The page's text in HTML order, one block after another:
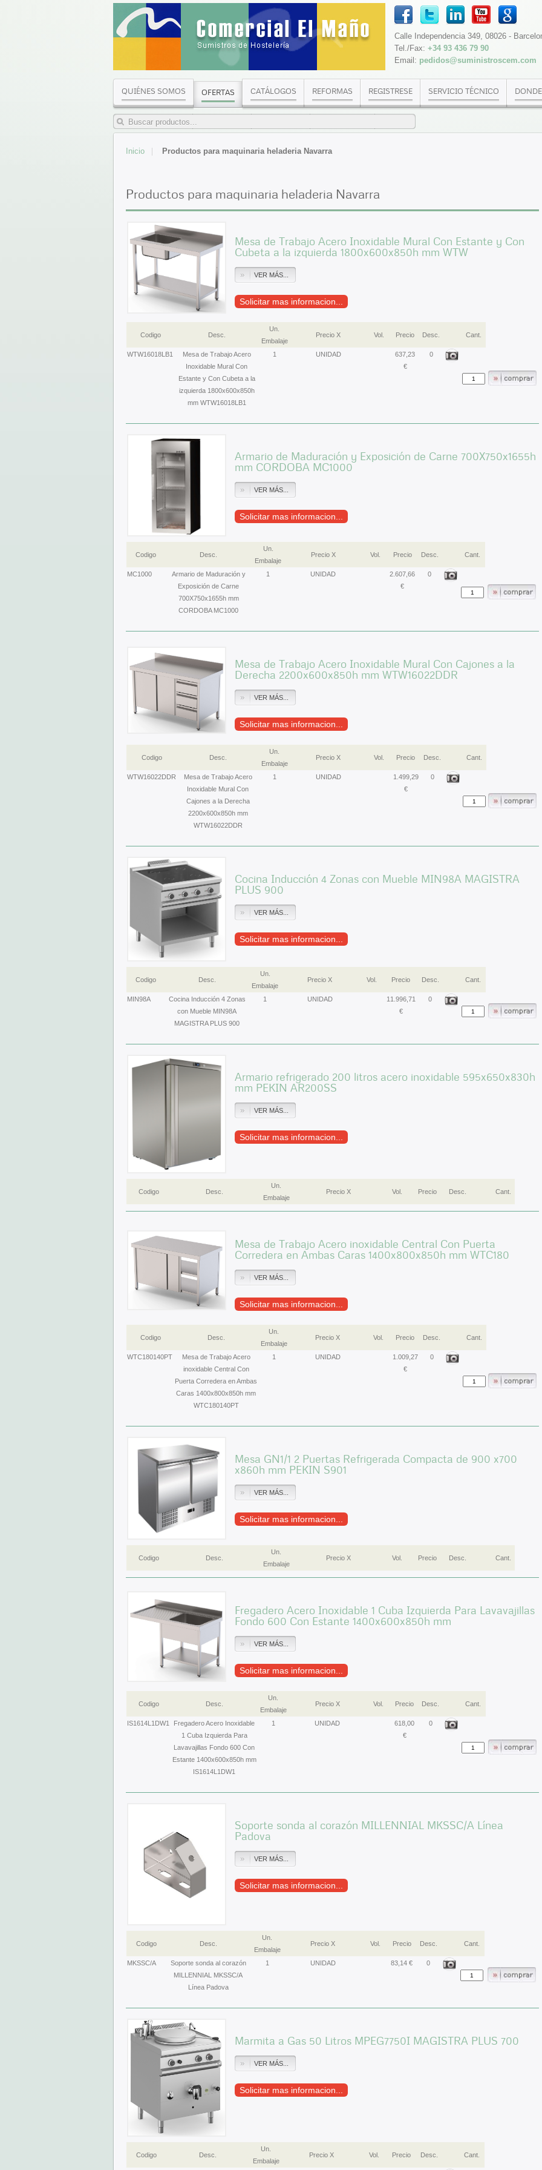
Calle Independencia 349, 08026 -
Tel./Fax: +34 93 436 79 90
Email: pedidos@suministroscem.com
QUIÉNES SOMOS OFERTAS CATÁLOGOS REFORMAS REGISTRESE SERVICIO TÉCNICO
Inicio Productos para maquinaria heladeria Navarra
Productos para maquinaria heladeria Navarra
Mesa de Trabajo Acero Inoxidable Mural Con Estante y Con
Cubeta a la izquierda 1800x600x850h mm WTW
VER MÁS...
Solicitar mas informacion...
Codigo Desc.
Un.
Embalaje
Precio X Vol. Precio Desc. Cant.
WTW16018LB1
Mesa de Trabajo Acero
Inoxidable Mural Con
Estante y Con Cubeta a la
izquierda 1800x600x850h
mm WTW16018LB1
1 UNIDAD
637,23
€
0
Armario de Maduración y Exposición de Carne 700X750x1655h
mm CORDOBA MC1000
VER MÁS...
Solicitar mas informacion...
Codigo Desc.
Un.
Embalaje
Precio X Vol. Precio Desc. Cant.
MC1000
Armario de Maduración y
Exposición de Carne
700X750x1655h mm
CORDOBA MC1000
1 UNIDAD
2.607,66
€
0
Mesa de Trabajo Acero Inoxidable Mural Con Cajones a la
Derecha 2200x600x850h mm WTW16022DDR
VER MÁS...
Solicitar mas informacion...
Codigo Desc.
Un.
Embalaje
Precio X Vol. Precio Desc. Cant.
WTW16022DDR
Mesa de Trabajo Acero
Inoxidable Mural Con
Cajones a la Derecha
2200x600x850h mm
WTW16022DDR
1 UNIDAD
1.499,29
€
0
Cocina Inducción 4 Zonas con Mueble MIN98A MAGISTRA
PLUS 900
VER MÁS...
Solicitar mas informacion...
Codigo Desc.
Un.
Embalaje
Precio X Vol. Precio Desc. Cant.
MIN98A
Cocina Inducción 4 Zonas
con Mueble MIN98A
MAGISTRA PLUS 900
1 UNIDAD
11.996,71
€
0
Armario refrigerado 200 litros acero inoxidable 595x650x830h
mm PEKIN AR200SS
VER MÁS...
Solicitar mas informacion...
Codigo Desc.
Un.
Embalaje
Precio X Vol. Precio Desc. Cant.
Mesa de Trabajo Acero inoxidable Central Con Puerta
Corredera en Ambas Caras 1400x800x850h mm WTC180
VER MÁS...
Solicitar mas informacion...
Codigo Desc.
Un.
Embalaje
Precio X Vol. Precio Desc. Cant.
WTC180140PT
Mesa de Trabajo Acero
inoxidable Central Con
Puerta Corredera en Ambas
Caras 1400x800x850h mm
WTC180140PT
1 UNIDAD
1.009,27
€
0
Mesa GN1/1 2 Puertas Refrigerada Compacta de 900 x700
x860h mm PEKIN S901
VER MÁS...
Solicitar mas informacion...
Codigo Desc.
Un.
Embalaje
Precio X Vol. Precio Desc. Cant.
Fregadero Acero Inoxidable 1 Cuba Izquierda Para Lavavajillas
Fondo 600 Con Estante 1400x600x850h mm
VER MÁS...
Solicitar mas informacion...
Codigo Desc.
Un.
Embalaje
Precio X Vol. Precio Desc. Cant.
IS1614L1DW1
Fregadero Acero Inoxidable
1 Cuba Izquierda Para
Lavavajillas Fondo 600 Con
Estante 1400x600x850h mm
IS1614L1DW1
1 UNIDAD
618,00
€
0
Soporte sonda al corazón MILLENNIAL MKSSC/A Línea
Padova
VER MÁS...
Solicitar mas informacion...
Codigo Desc.
Un.
Embalaje
Precio X Vol. Precio Desc. Cant.
MKSSC/A
Soporte sonda al corazón
MILLENNIAL MKSSC/A
Línea Padova
1 UNIDAD 83,14 € 0
Marmita a Gas 50 Litros MPEG7750I MAGISTRA PLUS 700
VER MÁS...
Solicitar mas informacion...
Codigo Desc.
Un.
Embalaje
Precio X Vol. Precio Desc. Cant.